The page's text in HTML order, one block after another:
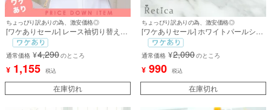
ちょっぴり訳ありの為、激安価格◎
[ワケありセール] レース袖切り替えデ
ザイン半袖ショート丈ボレロ [Retica/
レティカ]
通常価格 ¥4,290のところ
¥ 1,155 税込
在庫切れ
ちょっぴり訳ありの為、激安価格◎
[ワケありセール] ホワイトパールシル
バービジューアクセサリー3点セット
[ネックレス＋ピアス+ブレスレット]
[Retica/レティカ]
通常価格 ¥2,090のところ
¥ 990 税込
在庫切れ